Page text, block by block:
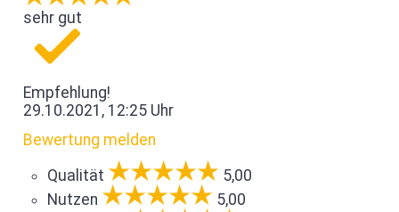
sehr gut
Empfehlung!
29.10.2021, 12:25 Uhr
Bewertung melden
Qualität
5,00
Nutzen
5,00